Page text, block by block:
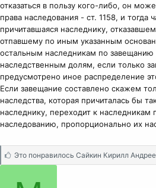
отказаться в пользу кого-либо, он
права наследования - ст. 1158, и тогда
причитавшаяся наследнику,
отпавшему по иным указанным
остальным наследникам по
наследственным долям, если только
предусмотрено иное распределение
Если завещание составлено скажем
наследства, которая причиталась бы
наследнику, переходит к наследникам
наследованию, пропорционально их
С
и
Это понравилось Сайкин Кирилл